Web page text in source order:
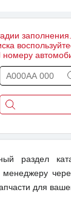
номеру
раздел
менеджеру
для